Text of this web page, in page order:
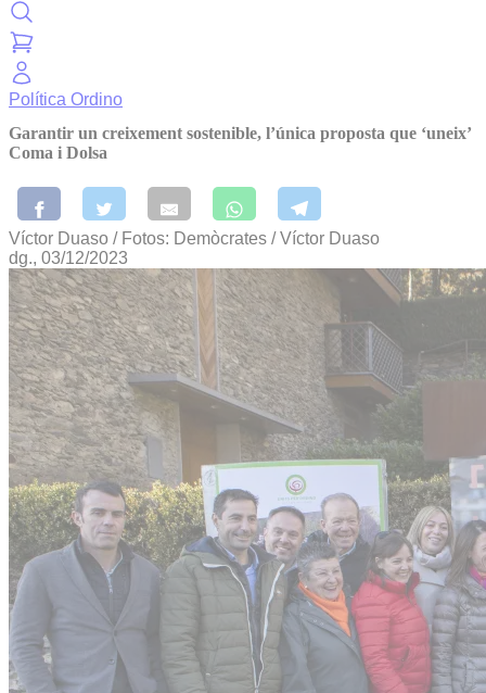
Política Ordino
Garantir un creixement sostenible, l’única proposta que ‘uneix’
Coma i Dolsa
Víctor Duaso / Fotos: Demòcrates / Víctor Duaso
dg., 03/12/2023